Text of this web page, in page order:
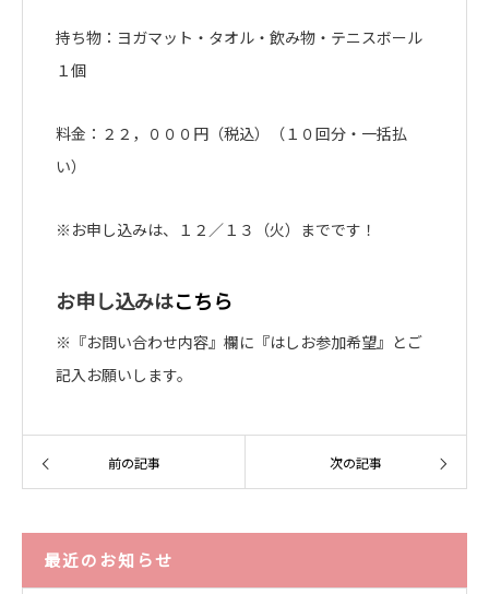
持ち物：ヨガマット・タオル・飲み物・テニスボール
１個
料金：２２，０００円（税込）（１０回分・一括払
い）
※お申し込みは、１２／１３（火）までです！
お申し込みはこちら
※『お問い合わせ内容』欄に『はしお参加希望』とご
記入お願いします。
前の記事 次の記事
最近のお知らせ